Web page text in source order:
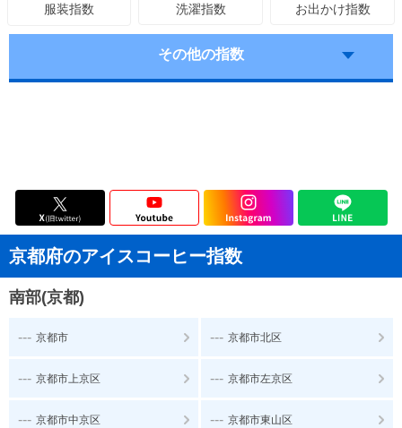
服装指数 洗濯指数 お出かけ指数
その他の指数
京都府のアイスコーヒー指数
南部(京都)
--- 京都市 --- 京都市北区
--- 京都市上京区 --- 京都市左京区
--- 京都市中京区 --- 京都市東山区